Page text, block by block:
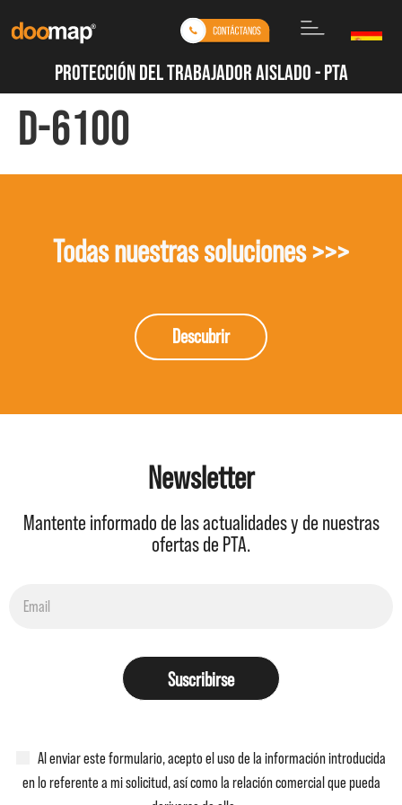
Protección del Trabajador Aislado - PTA
D-6100
Todas nuestras soluciones >>>
Descubrir
Newsletter
Mantente informado de las actualidades y de nuestras
ofertas de PTA.
Al enviar este formulario, acepto el uso de la información introducida
en lo referente a mi solicitud, así como la relación comercial que pueda
Suscribirse